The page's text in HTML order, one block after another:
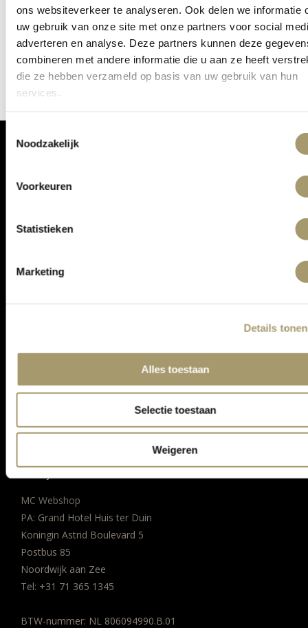
ons websiteverkeer te analyseren. Ook delen we informatie
uw gebruik van onze site met onze partners voor social
adverteren en analyse. Deze partners kunnen deze
combineren met andere informatie die u aan ze heeft
die ze hebben verzameld op basis van uw gebruik van hun
services.
Noodzakelijk
Voorkeuren
Statistieken
Marketing
Details tonen
Alles toestaan
Selectie toestaan
Weigeren
Er is iets moois in het vooruitzicht! Onze winkel wordt momenteel
gebouwd en zal binnenkort online komen!
ALGEMENE VOORWAARDEN
MC Webshop
PA: Grand Hotel Huis ter Duin
Koningin Astrid Boulevard 5
Postbus 85
Noordwijk aan Zee
Tel: +31 71 365 1345
BTW-nummer: NL 806094990.B.01